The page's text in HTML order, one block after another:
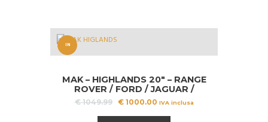
IN
A!
MAK – HIGHLANDS 20″ – RANGE
ROVER / FORD / JAGUAR /
VOLVO
€1049.99
Il
€1000.00IlIVA inclusa